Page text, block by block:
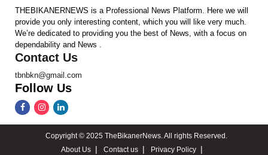
THEBIKANERNEWS is a Professional News Platform. Here we will
provide you only interesting content, which you will like very much.
We’re dedicated to providing you the best of News, with a focus on
dependability and News .
Contact Us
tbnbkn@gmail.com
Follow Us
Copyright © 2025 TheBikanerNews. All rights Reserved.
About Us
Contact us
Privacy Policy